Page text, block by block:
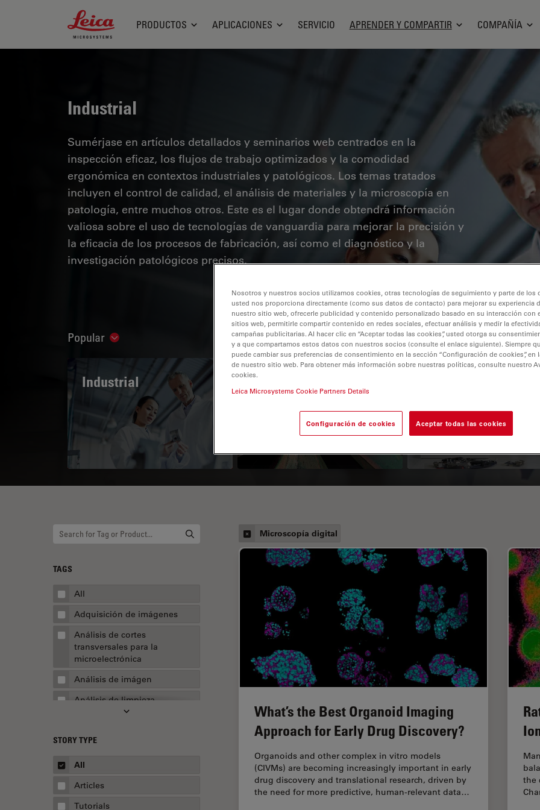
Leica Microsystems Logo
PRODUCTOS APLICACIONES SERVICIO APRENDER Y COMPARTIR COMPAÑÍA
Industrial
Sumérjase en artículos detallados y seminarios web centrados en la
inspección eficaz, los flujos de trabajo optimizados y la comodidad
ergonómica en contextos industriales y patológicos. Los temas tratados
incluyen el control de calidad, el análisis de materiales y la microscopía en
patología, entre muchos otros. Este es el lugar donde obtendrá información
valiosa sobre el uso de tecnologías de vanguardia para mejorar la precisión y
la eficacia de los procesos de fabricación, así como el diagnóstico y la
investigación patológicos precisos.
Popular Show subnavigation
Industrial
The Polarization
Microscopy Principle
Selecting a Stereo
Microscope
TAGS
All
Adquisición de imágenes
Análisis de cortes
transversales para la
microelectrónica
Análisis de imágen
Análisis de limpieza
Apertura numérica
AR Surgery
Automoción y transporte
Biofarmacia
STORY TYPE
All
Articles
Tutorials
Microscopía digital
What’s the Best Organoid Imaging
Approach for Early Drug Discovery?
Organoids and other complex in vitro models
(CIVMs) are becoming increasingly important in early
drug discovery and translational research, driven by
the need for more predictive, human-relevant data…
the
Nosotros y nuestros socios utilizamos cookies, otras tecnologías de seguimiento y parte de los
usted nos proporciona directamente (como sus datos de contacto) para mejorar su experiencia
nuestro sitio web, ofrecerle publicidad y contenido personalizado basado en su interacción con
sitios web, permitirle compartir contenido en redes sociales, efectuar análisis y medir la
campañas publicitarias. Al hacer clic en “Aceptar todas las cookies”, usted otorga su
y a que compartamos estos datos con nuestros socios (consulte el enlace siguiente). Siempre
puede cambiar sus preferencias de consentimiento en la sección “Configuración de cookies”, en
de nuestro sitio web. Para obtener más información sobre nuestras políticas, consulte nuestro
cookies.
Leica Microsystems Cookie Partners Details
Configuración de cookies Aceptar todas las cookies